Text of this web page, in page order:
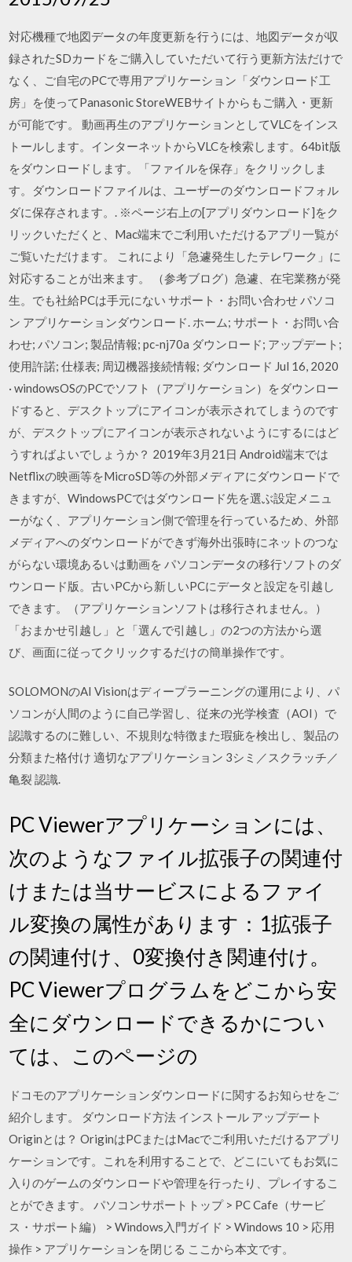
対応機種で地図データの年度更新を行うには、地図データが収
録されたSDカードをご購入していただいて行う更新方法だけで
なく、ご自宅のPCで専用アプリケーション「ダウンロード工
房」を使ってPanasonic StoreWEBサイトからもご購入・更新
が可能です。 動画再生のアプリケーションとしてVLCをインス
トールします。インターネットからVLCを検索します。64bit版
をダウンロードします。「ファイルを保存」をクリックしま
す。ダウンロードファイルは、ユーザーのダウンロードフォル
ダに保存されます。. ※ページ右上の[アプリダウンロード]をク
リックいただくと、Mac端末でご利用いただけるアプリ一覧が
ご覧いただけます。 これにより「急遽発生したテレワーク」に
対応することが出来ます。 （参考ブログ）急遽、在宅業務が発
生。でも社給PCは手元にない サポート・お問い合わせ パソコ
ン アプリケーションダウンロード. ホーム; サポート・お問い合
わせ; パソコン; 製品情報; pc-nj70a ダウンロード; アップデート;
使用許諾; 仕様表; 周辺機器接続情報; ダウンロード Jul 16, 2020
· windowsOSのPCでソフト（アプリケーション）をダウンロー
ドすると、デスクトップにアイコンが表示されてしまうのです
が、デスクトップにアイコンが表示されないようにするにはど
うすればよいでしょうか？ 2019年3月21日 Android端末では
Netflixの映画等をMicroSD等の外部メディアにダウンロードで
きますが、WindowsPCではダウンロード先を選ぶ設定メニュ
ーがなく、アプリケーション側で管理を行っているため、外部
メディアへのダウンロードができず海外出張時にネットのつな
がらない環境あるいは動画を パソコンデータの移行ソフトのダ
ウンロード版。古いPCから新しいPCにデータと設定を引越し
できます。（アプリケーションソフトは移行されません。）
「おまかせ引越し」と「選んで引越し」の2つの方法から選
び、画面に従ってクリックするだけの簡単操作です。
SOLOMONのAI Visionはディープラーニングの運用により、パ
ソコンが人間のように自己学習し、従来の光学検査（AOI）で
認識するのに難しい、不規則な特徴また瑕疵を検出し、製品の
分類また格付け 適切なアプリケーション 3シミ／スクラッチ／
亀裂 認識.
PC Viewerアプリケーションには、
次のようなファイル拡張子の関連付
けまたは当サービスによるファイ
ル変換の属性があります：1拡張子
の関連付け、0変換付き関連付け。
PC Viewerプログラムをどこから安
全にダウンロードできるかについ
ては、このページの
ドコモのアプリケーションダウンロードに関するお知らせをご
紹介します。 ダウンロード方法 インストール アップデート
Originとは？ OriginはPCまたはMacでご利用いただけるアプリ
ケーションです。これを利用することで、どこにいてもお気に
入りのゲームのダウンロードや管理を行ったり、プレイするこ
とができます。 パソコンサポートトップ > PC Cafe（サービ
ス・サポート編） > Windows入門ガイド > Windows 10 > 応用
操作 > アプリケーションを閉じる ここから本文です。